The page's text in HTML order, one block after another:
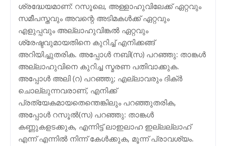
ശ്രദ്ധേയമാണ്: റസൂലെ, അള്ളാഹുവിലേക്ക് ഏറ്റവും
സമീപസ്തവും അവന്റെ അടിമകള്‍ക്ക് ഏറ്റവും
എളുപ്പവും അല്ലാഹുവിങ്കല്‍ ഏറ്റവും
ശ്രേഷ്ടവുമായതിനെ കുറിച്ച് എനിക്കങ്ങ്
അറിയിച്ചുതരിക. അപ്പോള്‍ നബി(സ) പറഞ്ഞു: താങ്കള്‍
അല്ലാഹുവിനെ കുറിച്ച സ്മരണ പതിവാക്കുക.
അപ്പോള്‍ അലി (റ) പറഞ്ഞു; എല്ലാവരും ദിക്ര്‍
ചൊല്ലുന്നവരാണ്, എനിക്ക്
പ്രത്യേകമായതെന്തെങ്കിലും പറഞ്ഞുതരിക,
അപ്പോള്‍ റസൂല്‍(സ) പറഞ്ഞു: താങ്കള്‍
കണ്ണുകളടക്കുക, എന്നിട്ട് ലാഇലാഹ ഇല്ലല്ലാഹ്
എന്ന് എന്നില്‍ നിന്ന് കേള്‍ക്കുക, മൂന്ന് പ്രാവശ്യം.